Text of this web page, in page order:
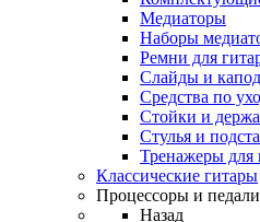
Медиаторы
Наборы
Ремни для
Слайды и
Средства по
Стойки и
Стулья и
Тренажеры для
Классические гитары
Процессоры и
Назад